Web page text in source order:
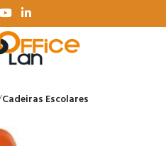
Cadeiras Escolares